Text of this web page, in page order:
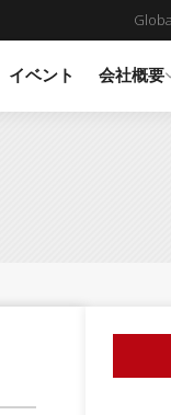
イベント 会社概要